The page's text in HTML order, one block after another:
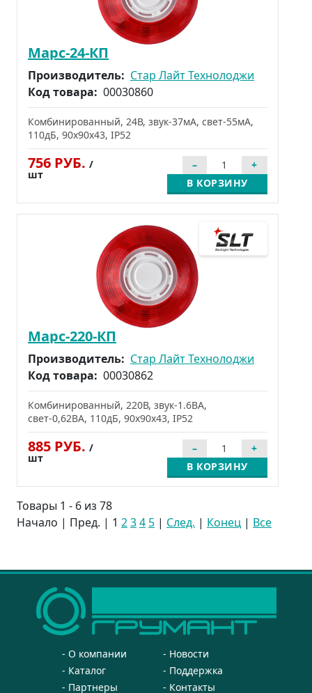
Марс-24-КП
Производитель: Стар Лайт Технолоджи
Код товара: 00030860
Комбинированный, 24В, звук-37мА, свет-55мА,
110дБ, 90x90x43, IP52
756 РУБ. /
шт
В КОРЗИНУ
Марс-220-КП
Производитель: Стар Лайт Технолоджи
Код товара: 00030862
Комбинированный, 220В, звук-1.6ВА,
свет-0,62ВА, 110дБ, 90x90x43, IP52
885 РУБ. /
шт
В КОРЗИНУ
Товары 1 - 6 из 78
Начало | Пред. | 1 234 5 | След. | Конец | Все
О компании
Новости
Каталог
Поддержка
Партнеры
Контакты